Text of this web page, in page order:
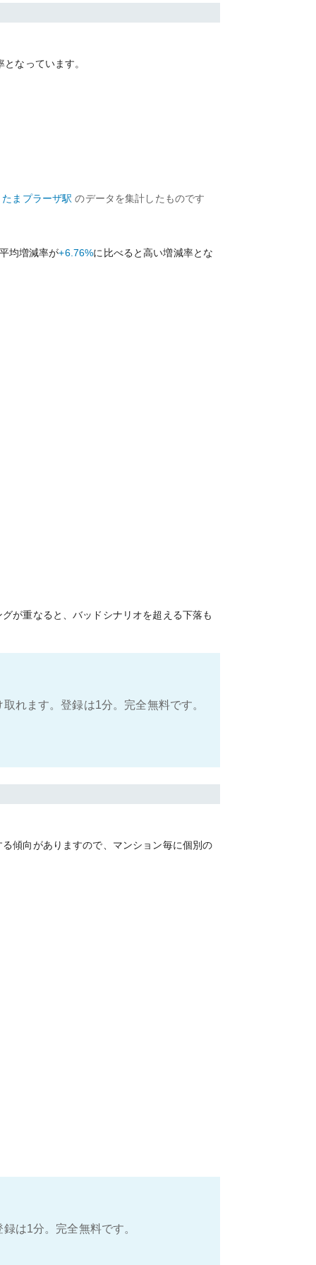
となっています。
たまプラーザ駅 のデータを集計したものです
均増減率が+6.76%に比べると高い増減率とな
が重なると、バッドシナリオを超える下落も
れます。登録は1分。完全無料です。
傾向がありますので、マンション毎に個別の
は1分。完全無料です。